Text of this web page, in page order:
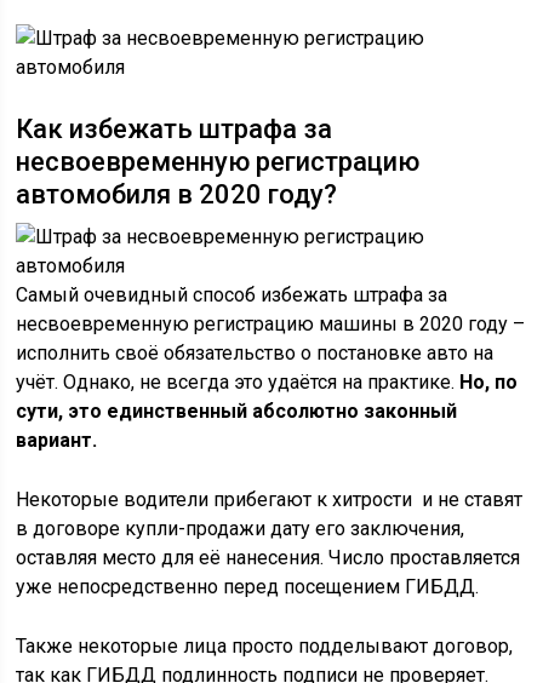
Как избежать штрафа за
несвоевременную регистрацию
автомобиля в 2020 году?
Самый очевидный способ избежать штрафа за
несвоевременную регистрацию машины в 2020 году –
исполнить своё обязательство о постановке авто на
учёт. Однако, не всегда это удаётся на практике. Но, по
сути, это единственный абсолютно законный
вариант.
Некоторые водители прибегают к хитрости и не ставят
в договоре купли-продажи дату его заключения,
оставляя место для её нанесения. Число проставляется
уже непосредственно перед посещением ГИБДД.
Также некоторые лица просто подделывают договор,
так как ГИБДД подлинность подписи не проверяет.